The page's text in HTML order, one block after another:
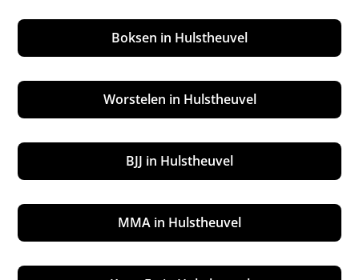
Boksen in Hulstheuvel
Worstelen in Hulstheuvel
BJJ in Hulstheuvel
MMA in Hulstheuvel